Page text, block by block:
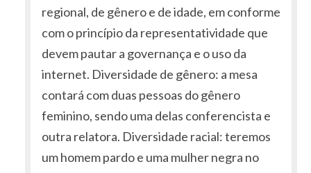
regional, de gênero e de idade, em conforme
com o princípio da representatividade que
devem pautar a governança e o uso da
internet. Diversidade de gênero: a mesa
contará com duas pessoas do gênero
feminino, sendo uma delas conferencista e
outra relatora. Diversidade racial: teremos
um homem pardo e uma mulher negra no